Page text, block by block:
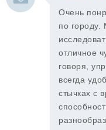
Очень
по городу.
отличное
говоря,
всегда
стычках с